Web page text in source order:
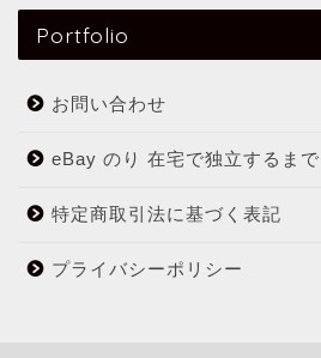
Portfolio
お問い合わせ
eBay のり 在宅で独立するまで
特定商取引法に基づく表記
プライバシーポリシー